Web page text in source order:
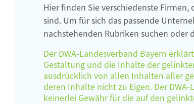
Hier finden Sie verschiedenste
sind. Um für sich das passende
nachstehenden Rubriken suchen oder
Der DWA-Landesverband Bayern
Gestaltung und die Inhalte der
ausdrücklich von allen Inhalten aller
deren Inhalte nicht zu Eigen. Der
keinerlei Gewähr für die auf den